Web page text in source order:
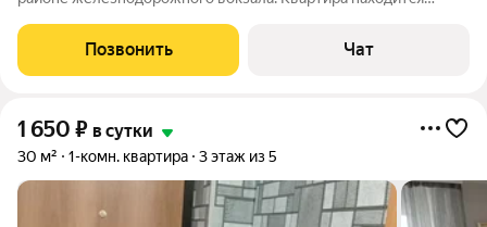
отделений банков и торгово-офисных центров. Зона спальни
оснащена широкой двуспальной
Позвонить Чат
1 650 ₽ в сутки
30 м² 1-комн. квартира 3 этаж из 5